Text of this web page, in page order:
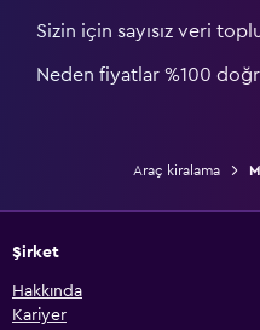
Sizin için sayısız veri
Neden fiyatlar %100
Araç kiralama
Şirket
Hakkında
Kariyer